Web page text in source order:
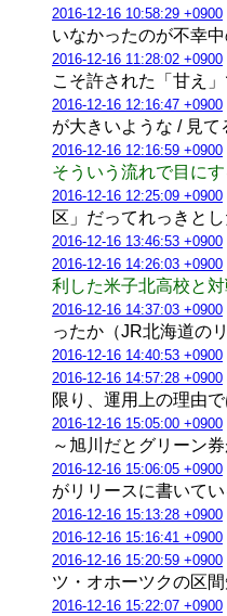
2016-12-16 10:58:29 +0900
いなかったのが不幸
2016-12-16 11:28:02 +0900
こそ許された「甘え
2016-12-16 12:16:47 +0900
が大きいような / 見
2016-12-16 12:16:59 +0900
そういう流れで目に
2016-12-16 12:25:09 +0900
区」だってれっきと
2016-12-16 13:46:53 +0900
2016-12-16 14:26:03 +0900
利した米子北高校と
2016-12-16 14:37:03 +0900
ったか（JR北海道の
2016-12-16 14:40:53 +0900
2016-12-16 14:57:28 +0900
限り、運用上の理由
2016-12-16 15:05:00 +0900
～旭川だとグリーン
2016-12-16 15:06:05 +0900
がリリースに書いてい
2016-12-16 15:13:28 +0900
2016-12-16 15:16:41 +0900
2016-12-16 15:20:59 +0900
ツ・オホーツクの区
2016-12-16 15:22:07 +0900